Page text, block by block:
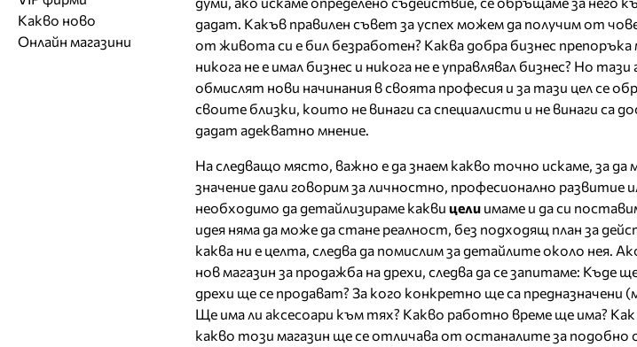
дадат. Какъв правилен съвет за успех можем да получим от
от живота си е бил безработен? Каква добра бизнес
никога не е имал бизнес и никога не е управлявал бизнес? Но
обмислят нови начинания в своята професия и за тази цел се
своите близки, които не винаги са специалисти и не винаги са
дадат адекватно мнение.
На следващо място, важно е да знаем какво точно искаме, за да
значение дали говорим за личностно, професионално развитие
необходимо да детайлизираме какви цели имаме и да си
идея няма да може да стане реалност, без подходящ план за
каква ни е целта, следва да помислим за детайлите около нея.
нов магазин за продажба на дрехи, следва да се запитаме: Къде
дрехи ще се продават? За кого конкретно ще са предназначени
Ще има ли аксесоари към тях? Какво работно време ще има?
какво този магазин ще се отличава от останалите за подобно
Модни дизайнери
Бутици
Обувки
Други аксесоари
Солариуми
Фитнес и здраве
Работа на ишлеме
CAD/CAM услуги
Модни списания
Сватбени агенции
Магазини за обувки
Магазини за aксесоари
Какво ново
Онлайн магазини